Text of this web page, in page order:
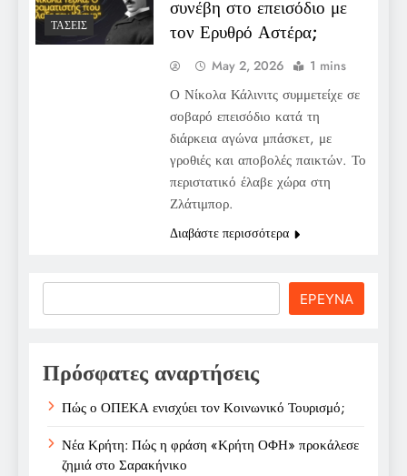
ΤΆΣΕΙΣ
συνέβη στο επεισόδιο με
τον Ερυθρό Αστέρα;
May 2, 2026 1 mins
Ο Νίκολα Κάλινιτς συμμετείχε σε
σοβαρό επεισόδιο κατά τη
διάρκεια αγώνα μπάσκετ, με
γροθιές και αποβολές παικτών. Το
περιστατικό έλαβε χώρα στη
Ζλάτιμπορ.
Διαβάστε περισσότερα
ΕΡΕΥΝΑ
Πρόσφατες αναρτήσεις
Πώς ο ΟΠΕΚΑ ενισχύει τον Κοινωνικό Τουρισμό;
Νέα Κρήτη: Πώς η φράση «Κρήτη ΟΦΗ» προκάλεσε
ζημιά στο Σαρακήνικο